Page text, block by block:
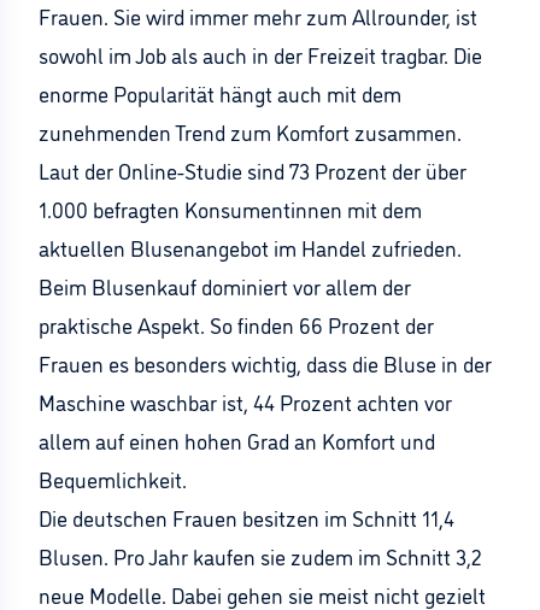
Frauen. Sie wird immer mehr zum Allrounder, ist
sowohl im Job als auch in der Freizeit tragbar. Die
enorme Popularität hängt auch mit dem
zunehmenden Trend zum Komfort zusammen.
Laut der Online-Studie sind 73 Prozent der über
1.000 befragten Konsumentinnen mit dem
aktuellen Blusenangebot im Handel zufrieden.
Beim Blusenkauf dominiert vor allem der
praktische Aspekt. So finden 66 Prozent der
Frauen es besonders wichtig, dass die Bluse in der
Maschine waschbar ist, 44 Prozent achten vor
allem auf einen hohen Grad an Komfort und
Bequemlichkeit.
Die deutschen Frauen besitzen im Schnitt 11,4
Blusen. Pro Jahr kaufen sie zudem im Schnitt 3,2
neue Modelle. Dabei gehen sie meist nicht gezielt